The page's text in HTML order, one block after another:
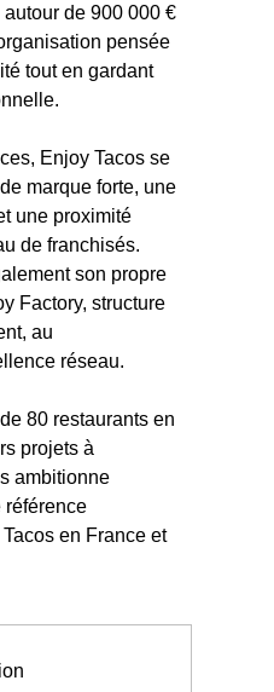
de 900 000 €
pensée
tout en gardant
Enjoy Tacos se
marque forte, une
une proximité
de franchisés.
son propre
Factory, structure
au
réseau.
80 restaurants en
projets à
ambitionne
référence
en France et